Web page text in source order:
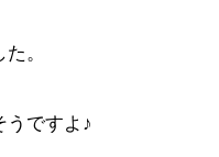
。
うですよ♪